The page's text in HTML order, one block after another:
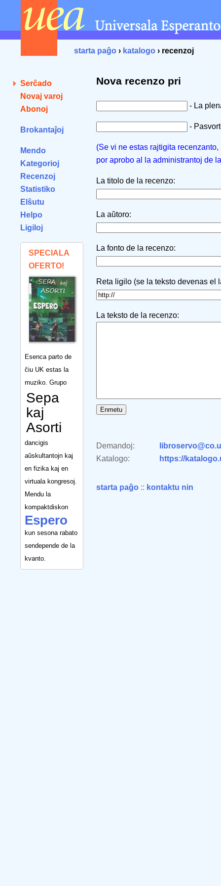
starta paĝo › katalogo › recenzoj
Serĉado
Novaj varoj
Abonoj
Brokantaĵoj
Mendo
Kategorioj
Recenzoj
Statistiko
Elŝutu
Helpo
Ligiloj
SPECIALA
OFERTO!
Esenca parto de
ĉiu UK estas la
muziko. Grupo
Sepa
kaj
Asorti
dancigis
aŭskultantojn kaj
en fizika kaj en
virtuala kongresoj.
Mendu la
kompaktdiskon
Espero
kun sesona rabato
sendepende de la
kvanto.
Nova recenzo pri
- La
-
(Se vi ne estas rajtigita
por aprobo al la administrantoj de
La titolo de la recenzo:
La aŭtoro:
La fonto de la recenzo:
Reta ligilo (se la teksto devenas el
La teksto de la recenzo:
Demandoj:
Katalogo:
https://
starta paĝo :: kontaktu nin